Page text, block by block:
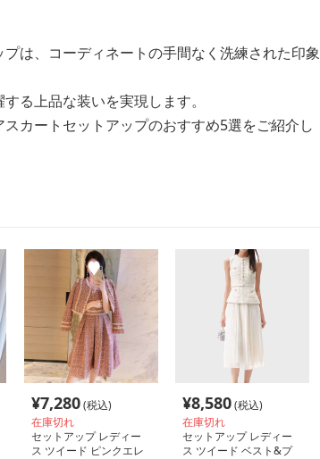
は、コーディネートの手間なく洗練された印象
る上品な装いを実現します。
カートセットアップのおすすめ5選をご紹介し
¥7,280(税込)
在庫切れ
セットアップ レディー
ス ツイード ピンクエレ
¥8,580(税込)
在庫切れ
セットアップ レディー
ス ツイード ベスト&プ